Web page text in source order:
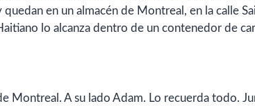
quedan en un almacén de Montreal, en la calle
lo alcanza dentro de un contenedor de
Montreal. A su lado Adam. Lo recuerda todo.